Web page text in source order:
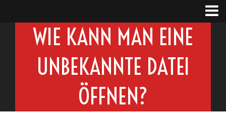
WIE KANN MAN EINE
UNBEKANNTE DATEI
ÖFFNEN?